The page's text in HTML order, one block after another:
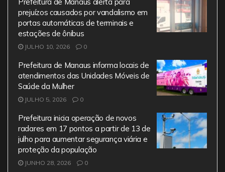
k
prejuízos causados por vandalismo em
portas automáticas de terminais e
estações de ônibus
JULHO 10, 2026 0
Prefeitura de Manaus informa locais de
atendimentos das Unidades Móveis de
Saúde da Mulher
JULHO 5, 2026 0
Prefeitura inicia operação de novos
radares em 17 pontos a partir de 13 de
julho para aumentar segurança viária e
proteção da população
JUNHO 28, 2026 0